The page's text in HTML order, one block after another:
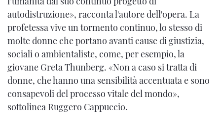
autodistruzione», racconta l'autore dell'opera. La
profetessa vive un tormento continuo, lo stesso di
molte donne che portano avanti cause di giustizia,
sociali o ambientaliste, come, per esempio, la
giovane Greta Thunberg. «Non a caso si tratta di
donne, che hanno una sensibilità accentuata e sono
consapevoli del processo vitale del mondo»,
sottolinea Ruggero Cappuccio.